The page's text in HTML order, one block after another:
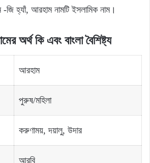
জি হ্যাঁ, আরহাম নামটি ইসলামিক নাম।
অর্থকি এবং বাংলা বৈশিষ্ট্য
আরহাম
পুরুষ/মহিলা
করুণাময়, দয়ালু, উদার
আরবি